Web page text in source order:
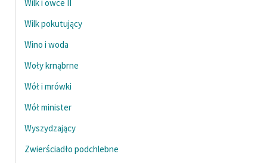
Wilk i owce II
Wilk pokutujący
Wino i woda
Woły krnąbrne
Wół i mrówki
Wół minister
Wyszydzający
Zwierściadło podchlebne